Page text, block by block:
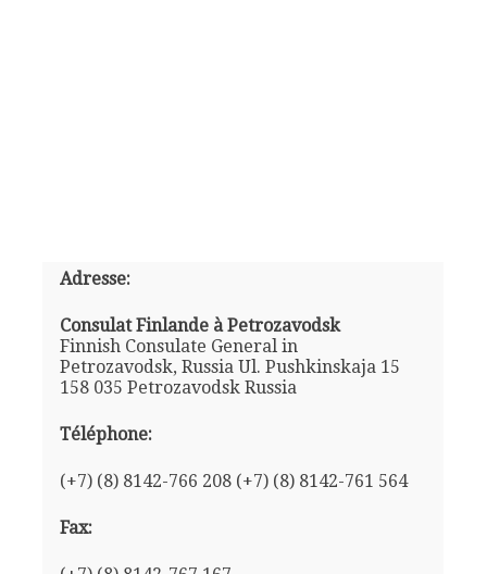
Adresse:
Consulat Finlande à Petrozavodsk
Finnish Consulate General in
Petrozavodsk, Russia Ul. Pushkinskaja 15
158 035 Petrozavodsk Russia
Téléphone:
(+7) (8) 8142-766 208 (+7) (8) 8142-761 564
Fax: